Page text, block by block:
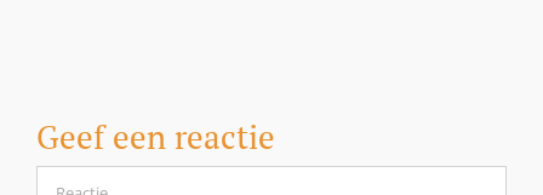
Geef een reactie